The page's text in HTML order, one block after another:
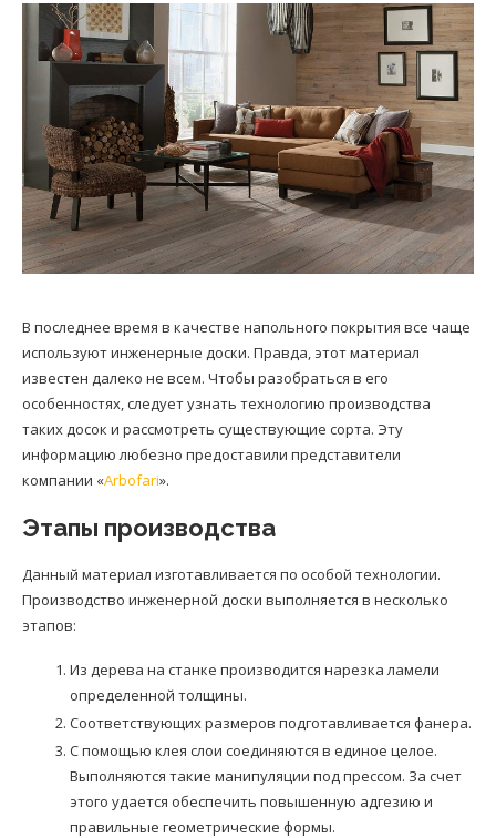
В последнее время в качестве напольного покрытия все чаще
используют инженерные доски. Правда, этот материал
известен далеко не всем. Чтобы разобраться в его
особенностях, следует узнать технологию производства
таких досок и рассмотреть существующие сорта. Эту
информацию любезно предоставили представители
компании «Arbofari».
Этапы производства
Данный материал изготавливается по особой технологии.
Производство инженерной доски выполняется в несколько
этапов:
Из дерева на станке производится нарезка ламели
определенной толщины.
Соответствующих размеров подготавливается фанера.
С помощью клея слои соединяются в единое целое.
Выполняются такие манипуляции под прессом. За счет
этого удается обеспечить повышенную адгезию и
правильные геометрические формы.